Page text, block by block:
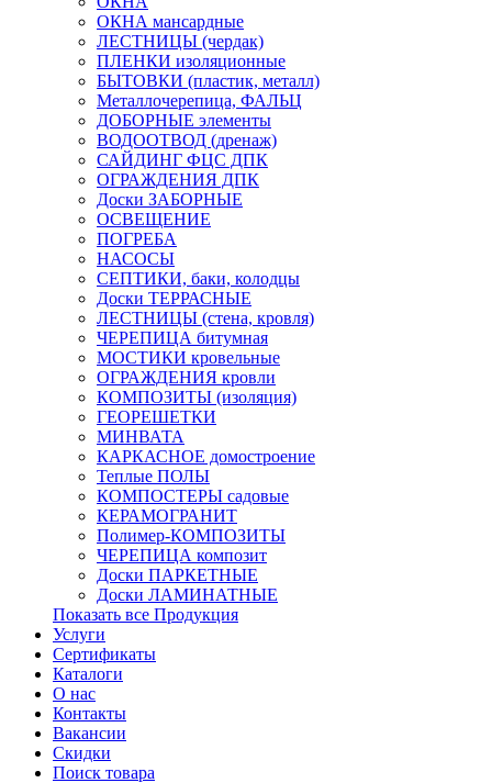
ОКНА мансардные
ЛЕСТНИЦЫ (чердак)
ПЛЕНКИ изоляционные
БЫТОВКИ (пластик, металл)
Металлочерепица, ФАЛЬЦ
ДОБОРНЫЕ элементы
ВОДООТВОД (дренаж)
САЙДИНГ ФЦС ДПК
ОГРАЖДЕНИЯ ДПК
Доски ЗАБОРНЫЕ
ОСВЕЩЕНИЕ
ПОГРЕБА
НАСОСЫ
СЕПТИКИ, баки, колодцы
Доски ТЕРРАСНЫЕ
ЛЕСТНИЦЫ (стена, кровля)
ЧЕРЕПИЦА битумная
МОСТИКИ кровельные
ОГРАЖДЕНИЯ кровли
КОМПОЗИТЫ (изоляция)
ГЕОРЕШЕТКИ
МИНВАТА
КАРКАСНОЕ домостроение
Теплые ПОЛЫ
КОМПОСТЕРЫ садовые
КЕРАМОГРАНИТ
Полимер-КОМПОЗИТЫ
ЧЕРЕПИЦА композит
Доски ПАРКЕТНЫЕ
Доски ЛАМИНАТНЫЕ
Показать все Продукция
Услуги
Сертификаты
Каталоги
О нас
Контакты
Вакансии
Скидки
Поиск товара